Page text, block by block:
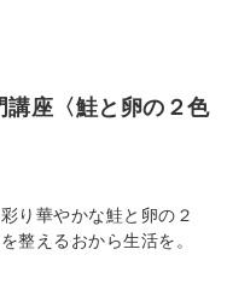
座〈鮭と卵の２色
り華やかな鮭と卵の２
整えるおから生活を。